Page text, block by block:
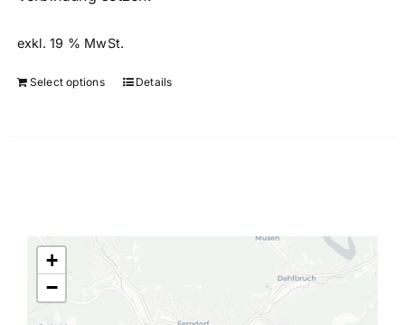
exkl. 19 % MwSt.
Select options Details
+
−